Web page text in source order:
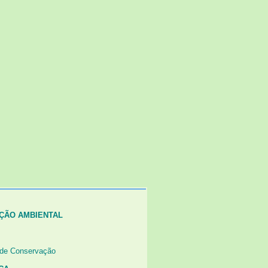
AMBIENTAL
Conservação